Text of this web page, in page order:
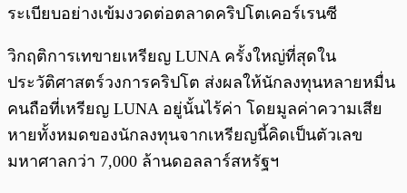
ระเบียบอย่างเข้มงวดต่อตลาดคริปโตเคอร์เรนซี
วิกฤติการเทขายเหรียญ LUNA ครั้งใหญ่ที่สุดใน
ประวัติศาสตร์วงการคริปโต ส่งผลให้นักลงทุนหลายหมื่น
คนถือที่เหรียญ LUNA อยู่นั้นไร้ค่า โดยมูลค่าความเสีย
หายทั้งหมดของนักลงทุนจากเหรียญนี้คิดเป็นตัวเลข
มหาศาลกว่า 7,000 ล้านดอลลาร์สหรัฐฯ